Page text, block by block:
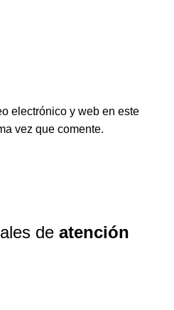
electrónico y web en este
vez que comente.
de atención